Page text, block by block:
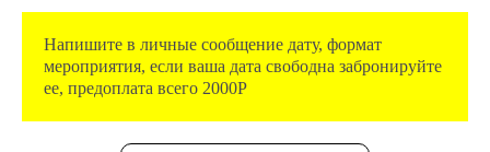
Напишите в личные сообщение дату, формат
мероприятия, если ваша дата свободна забронируйте
ее, предоплата всего 2000Р